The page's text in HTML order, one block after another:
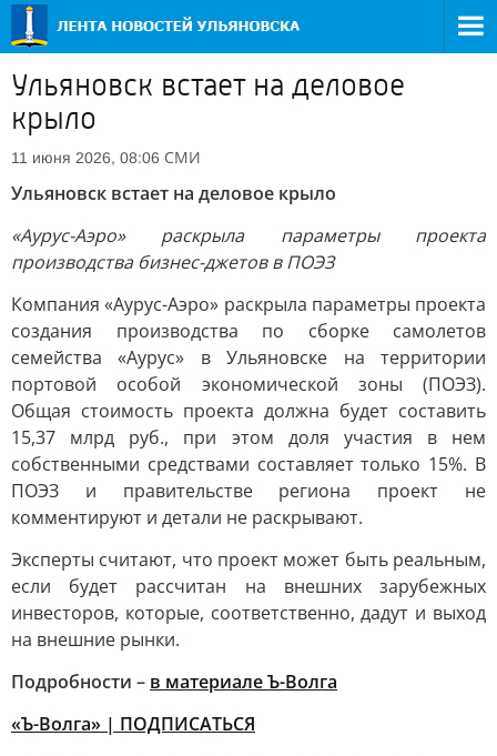
Ульяновск встает на деловое
крыло
11 июня 2026, 08:06 СМИ
Ульяновск встает на деловое крыло
«Аурус-Аэро» раскрыла параметры проекта
производства бизнес-джетов в ПОЭЗ
Компания «Аурус-Аэро» раскрыла параметры проекта
создания производства по сборке самолетов
семейства «Аурус» в Ульяновске на территории
портовой особой экономической зоны (ПОЭЗ).
Общая стоимость проекта должна будет составить
15,37 млрд руб., при этом доля участия в нем
собственными средствами составляет только 15%. В
ПОЭЗ и правительстве региона проект не
комментируют и детали не раскрывают.
Эксперты считают, что проект может быть реальным,
если будет рассчитан на внешних зарубежных
инвесторов, которые, соответственно, дадут и выход
на внешние рынки.
Подробности – в материале Ъ-Волга
«Ъ-Волга» | ПОДПИСАТЬСЯ